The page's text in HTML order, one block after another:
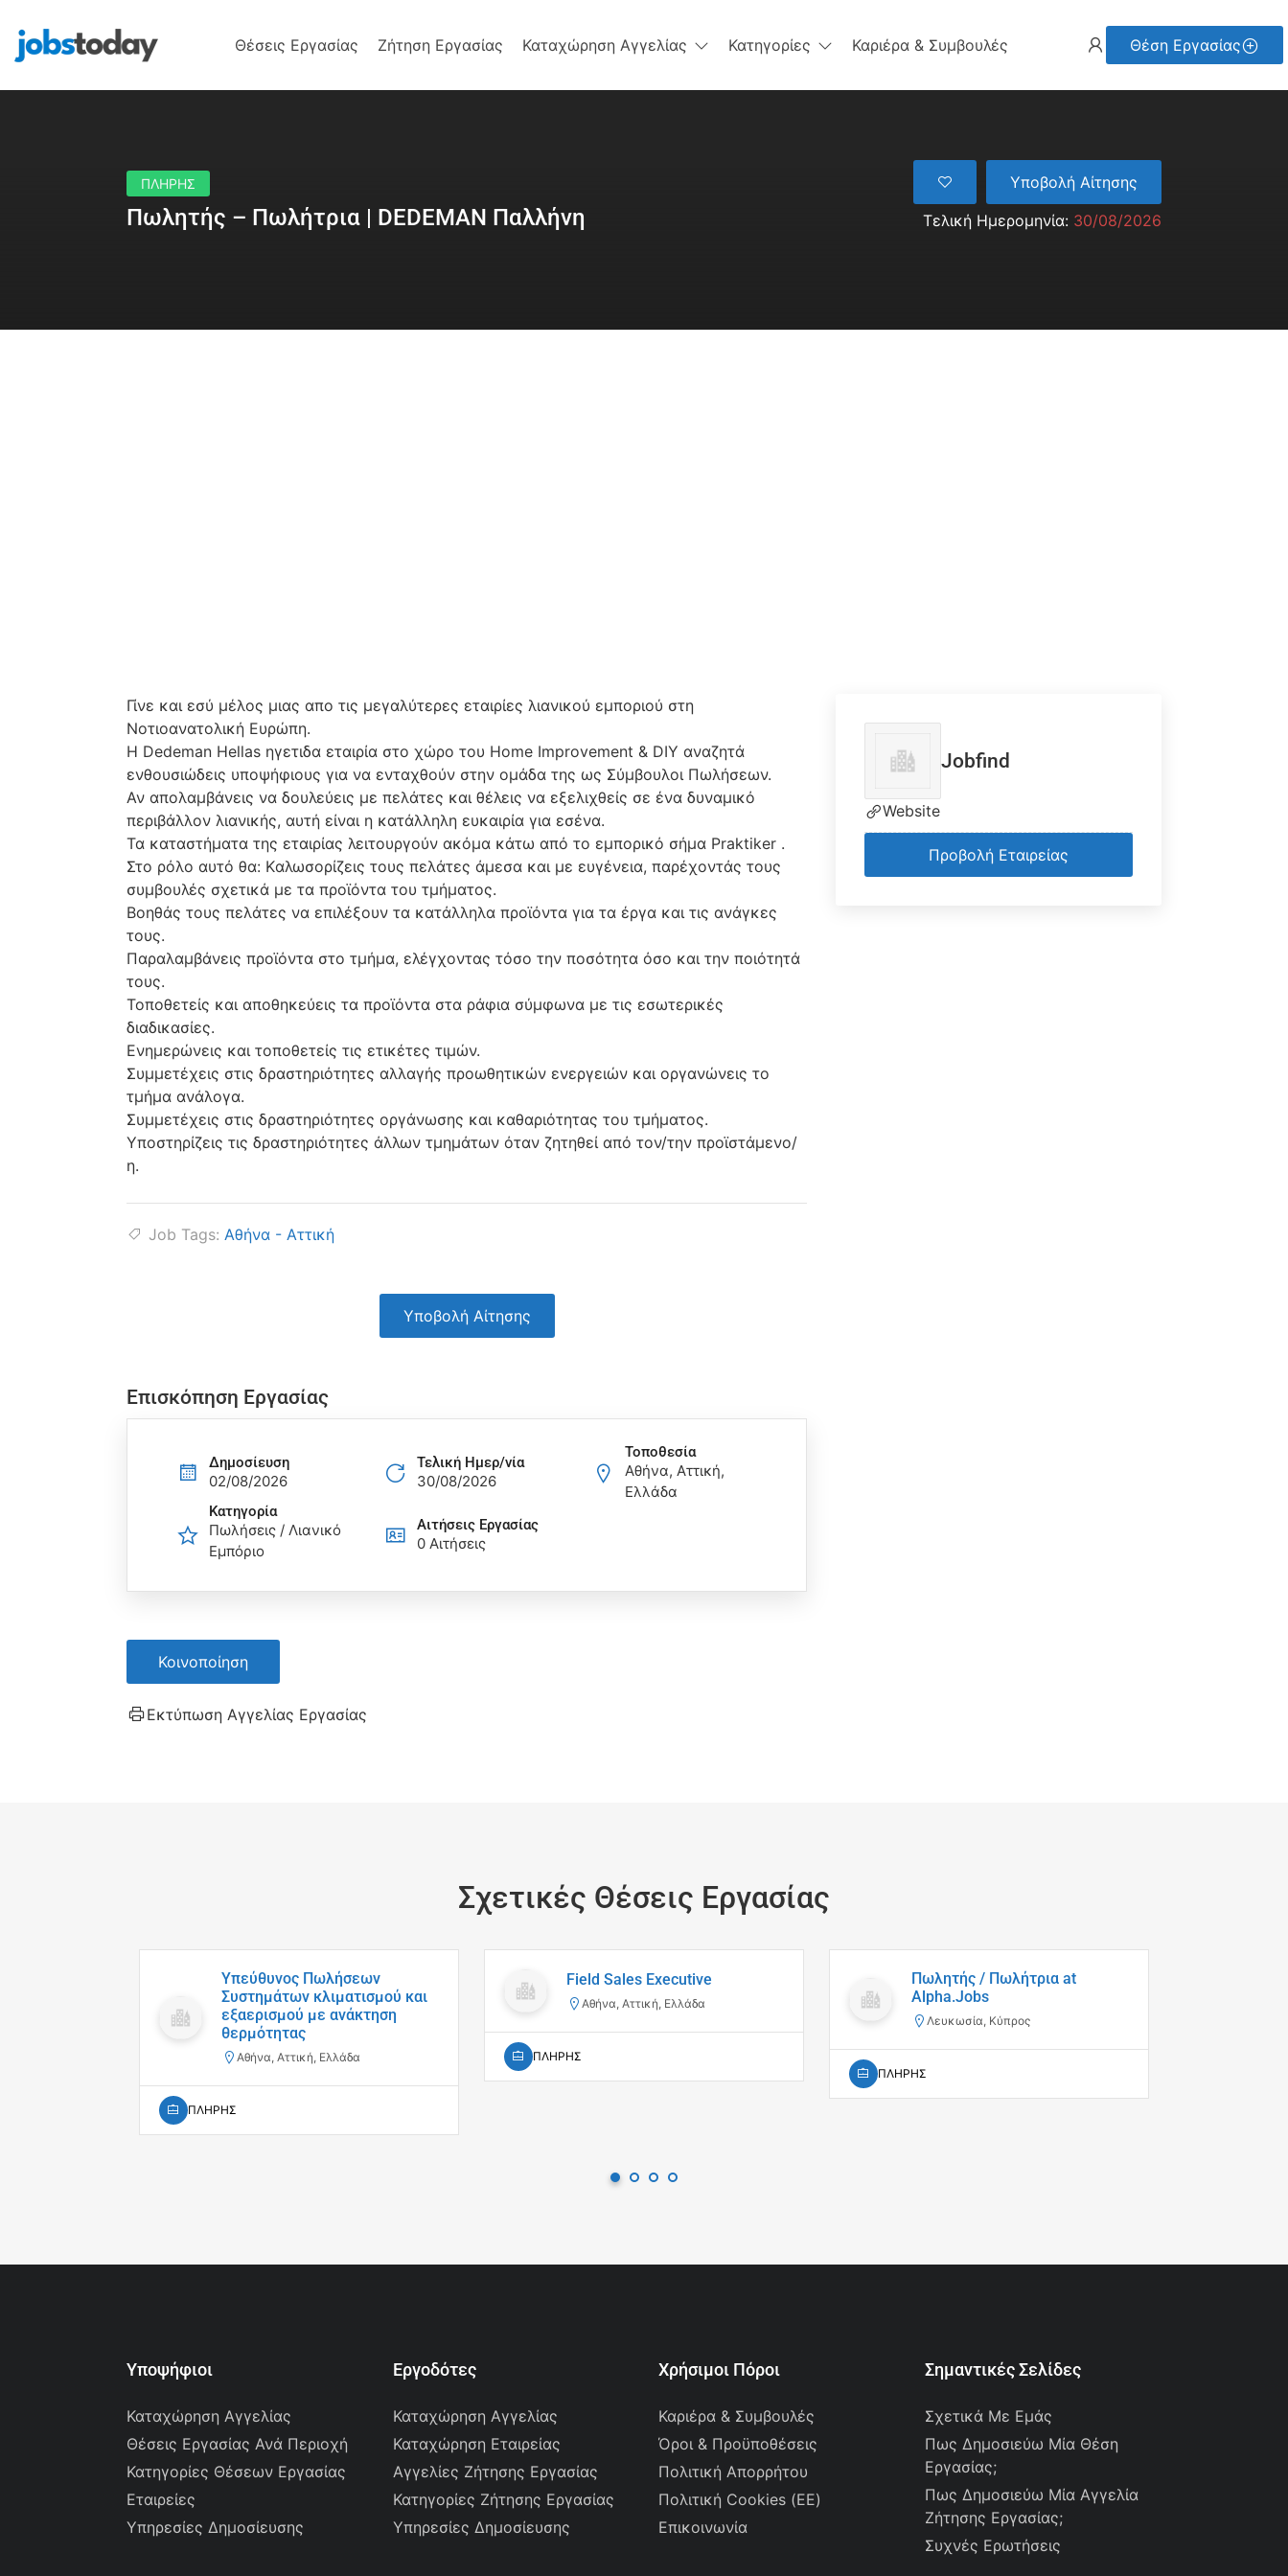
Θέσεις Εργασίας Ζήτηση Εργασίας Καταχώρηση Αγγελίας Κατηγορίες Καριέρα & Συμβουλές Θέση Εργασίας
ΠΛΗΡΗΣ
Πωλητής – Πωλήτρια | DEDEMAN Παλλήνη
Υποβολή Αίτησης
Τελική Ημερομηνία: 30/08/2026
Γίνε και εσύ μέλος μιας απο τις μεγαλύτερες εταιρίες λιανικού εμποριού στη
Νοτιοανατολική Ευρώπη.
Η Dedeman Hellas ηγετιδα εταιρία στο χώρο του Home Improvement & DIY αναζητά
ενθουσιώδεις υποψήφιους για να ενταχθούν στην ομάδα της ως Σύμβουλοι Πωλήσεων.
Αν απολαμβάνεις να δουλεύεις με πελάτες και θέλεις να εξελιχθείς σε ένα δυναμικό
περιβάλλον λιανικής, αυτή είναι η κατάλληλη ευκαιρία για εσένα.
Τα καταστήματα της εταιρίας λειτουργούν ακόμα κάτω από το εμπορικό σήμα Praktiker .
Στο ρόλο αυτό θα: Kαλωσορίζεις τους πελάτες άμεσα και με ευγένεια, παρέχοντάς τους
συμβουλές σχετικά με τα προϊόντα του τμήματος.
Bοηθάς τους πελάτες να επιλέξουν τα κατάλληλα προϊόντα για τα έργα και τις ανάγκες
τους.
Παραλαμβάνεις προϊόντα στο τμήμα, ελέγχοντας τόσο την ποσότητα όσο και την ποιότητά
τους.
Τοποθετείς και αποθηκεύεις τα προϊόντα στα ράφια σύμφωνα με τις εσωτερικές
διαδικασίες.
Ενημερώνεις και τοποθετείς τις ετικέτες τιμών.
Συμμετέχεις στις δραστηριότητες αλλαγής προωθητικών ενεργειών και οργανώνεις το
τμήμα ανάλογα.
Συμμετέχεις στις δραστηριότητες οργάνωσης και καθαριότητας του τμήματος.
Υποστηρίζεις τις δραστηριότητες άλλων τμημάτων όταν ζητηθεί από τον/την προϊστάμενο/
η.
Job Tags: Αθήνα - Αττική
Υποβολή Αίτησης
Επισκόπηση Εργασίας
Δημοσίευση
02/08/2026
Τελική Ημερ/νία
30/08/2026
Τοποθεσία
Αθήνα, Αττική,
Ελλάδα
Κατηγορία
Πωλήσεις / Λιανικό
Εμπόριο
Αιτήσεις Eργασίας
0 Αιτήσεις
Κοινοποίηση
Εκτύπωση Αγγελίας Εργασίας
Jobfind
Website
Προβολή Εταιρείας
Σχετικές Θέσεις Εργασίας
Υπεύθυνος Πωλήσεων
Συστημάτων κλιματισμού και
εξαερισμού με ανάκτηση
θερμότητας
Αθήνα, Αττική, Ελλάδα
ΠΛΗΡΗΣ
Field Sales Executive
Αθήνα, Αττική, Ελλάδα
ΠΛΗΡΗΣ
Πωλητής / Πωλήτρια at
Alpha.Jobs
Λευκωσία, Κύπρος
ΠΛΗΡΗΣ
Υποψήφιοι
Καταχώρηση Αγγελίας
Θέσεις Εργασίας Ανά Περιοχή
Κατηγορίες Θέσεων Εργασίας
Εταιρείες
Υπηρεσίες Δημοσίευσης
Εργοδότες
Καταχώρηση Αγγελίας
Καταχώρηση Εταιρείας
Αγγελίες Ζήτησης Εργασίας
Κατηγορίες Ζήτησης Εργασίας
Υπηρεσίες Δημοσίευσης
Χρήσιμοι Πόροι
Καριέρα & Συμβουλές
Όροι & Προϋποθέσεις
Πολιτική Απορρήτου
Πολιτική Cookies (ΕΕ)
Επικοινωνία
Σημαντικές Σελίδες
Σχετικά Με Εμάς
Πως Δημοσιεύω Μία Θέση
Εργασίας;
Πως Δημοσιεύω Μία Αγγελία
Ζήτησης Εργασίας;
Συχνές Ερωτήσεις